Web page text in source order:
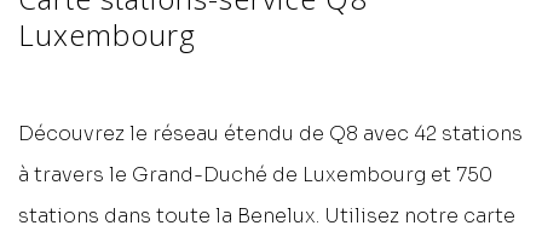
Luxembourg
Découvrez le réseau étendu de Q8 avec 42 stations
à travers le Grand-Duché de Luxembourg et 750
stations dans toute la Benelux. Utilisez notre carte